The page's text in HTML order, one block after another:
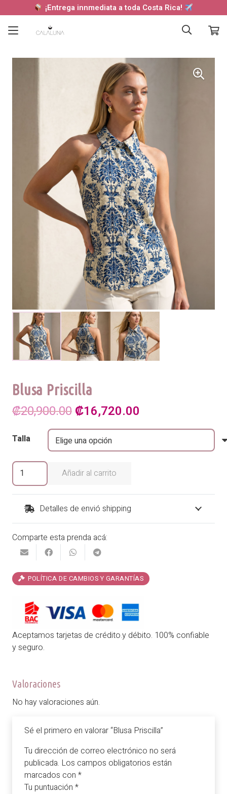
¡Entrega innmediata a toda Costa Rica!
Blusa Priscilla
₡20,900.00 El
precio
original
era:
₡16,720.00
precio
actual
Talla
Blusa
Priscilla
cantidad
Añadir al carrito
Detalles de envió shipping
Comparte esta prenda acá:
POLÍTICA DE CAMBIOS Y GARANTÍAS
Aceptamos tarjetas de crédito.y débito. 100% confiable
y seguro.
Valoraciones
No hay valoraciones aún.
Sé el primero en valorar “Blusa Priscilla”
Tu dirección de correo electrónico no será
publicada. Los campos obligatorios están
marcados con *
Tu puntuación *